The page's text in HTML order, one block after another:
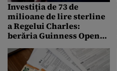
Investiția de 73 de
milioane de lire sterline
a Regelui Charles:
berăria Guinness Open